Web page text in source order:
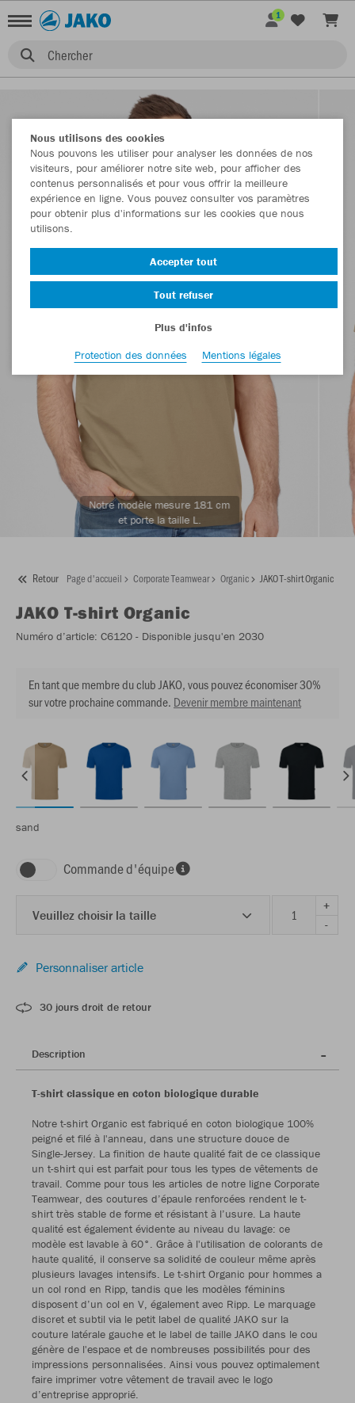
Chercher
1
Notre modèle mesure 181 cm
et porte la taille L.
Retour Page d'accueil Corporate Teamwear Organic JAKO T-shirt Organic
JAKO T-shirt Organic
Numéro d’article: C6120 - Disponible jusqu'en 2030
En tant que membre du club JAKO, vous pouvez économiser 30%
sur votre prochaine commande. Devenir membre maintenant
sand
Commande d'équipe
Veuillez choisir la taille
+
-
Personnaliser article
30 jours droit de retour
Description
T-shirt classique en coton biologique durable
Notre t-shirt Organic est fabriqué en coton biologique 100%
peigné et filé à l'anneau, dans une structure douce de
Single-Jersey. La finition de haute qualité fait de ce classique
un t-shirt qui est parfait pour tous les types de vêtements de
travail. Comme pour tous les articles de notre ligne Corporate
Teamwear, des coutures d’épaule renforcées rendent le t-
shirt très stable de forme et résistant à l’usure. La haute
qualité est également évidente au niveau du lavage: ce
modèle est lavable à 60°. Grâce à l'utilisation de colorants de
haute qualité, il conserve sa solidité de couleur même après
plusieurs lavages intensifs. Le t-shirt Organic pour hommes a
un col rond en Ripp, tandis que les modèles féminins
disposent d’un col en V, également avec Ripp. Le marquage
discret et subtil via le petit label de qualité JAKO sur la
couture latérale gauche et le label de taille JAKO dans le cou
génère de l'espace et de nombreuses possibilités pour des
impressions personnalisées. Ainsi vous pouvez optimalement
faire imprimer votre vêtement de travail avec le logo
d’entreprise approprié.
Nous utilisons des cookies
Nous pouvons les utiliser pour analyser les données de nos
visiteurs, pour améliorer notre site web, pour afficher des
contenus personnalisés et pour vous offrir la meilleure
expérience en ligne. Vous pouvez consulter vos paramètres
pour obtenir plus d'informations sur les cookies que nous
utilisons.
Accepter tout
Tout refuser
Plus d'infos
Protection des données
Mentions légales